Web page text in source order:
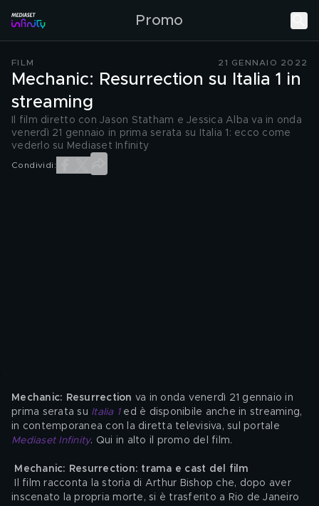
Promo
FILM 21 GENNAIO 2022
Mechanic: Resurrection su Italia 1 in
streaming
Il film diretto con Jason Statham e Jessica Alba va in onda
venerdì 21 gennaio in prima serata su Italia 1: ecco come
vederlo su Mediaset Infinity
Condividi:
Mechanic: Resurrection va in onda venerdì 21 gennaio in
prima serata su Italia 1 ed è disponibile anche in streaming,
in contemporanea con la diretta televisiva, sul portale
Mediaset Infinity. Qui in alto il promo del film.
Mechanic: Resurrection: trama e cast del film
inscenato la propria morte, si è trasferito a Rio de Janeiro